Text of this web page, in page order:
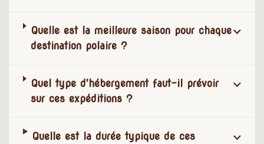
Quelle est la meilleure saison pour chaque
destination polaire ?
Quel type d'hébergement faut-il prévoir
sur ces expéditions ?
Quelle est la durée typique de ces